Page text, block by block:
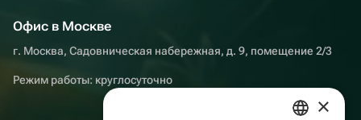
Офис в Москве
г. Москва, Садовническая набережная, д. 9, помещение 2/3
Режим работы: круглосуточно
×